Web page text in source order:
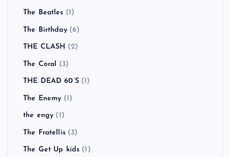
The Beatles (1)
The Birthday(6)
THE CLASH (2)
The Coral (3)
THE DEAD 60’S(1)
The Enemy (1)
the engy (1)
The Fratellis(3)
The Get Up kids (1)